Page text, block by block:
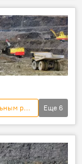
Государственное агентство по геологии и минеральным ресурсам
Еще 6